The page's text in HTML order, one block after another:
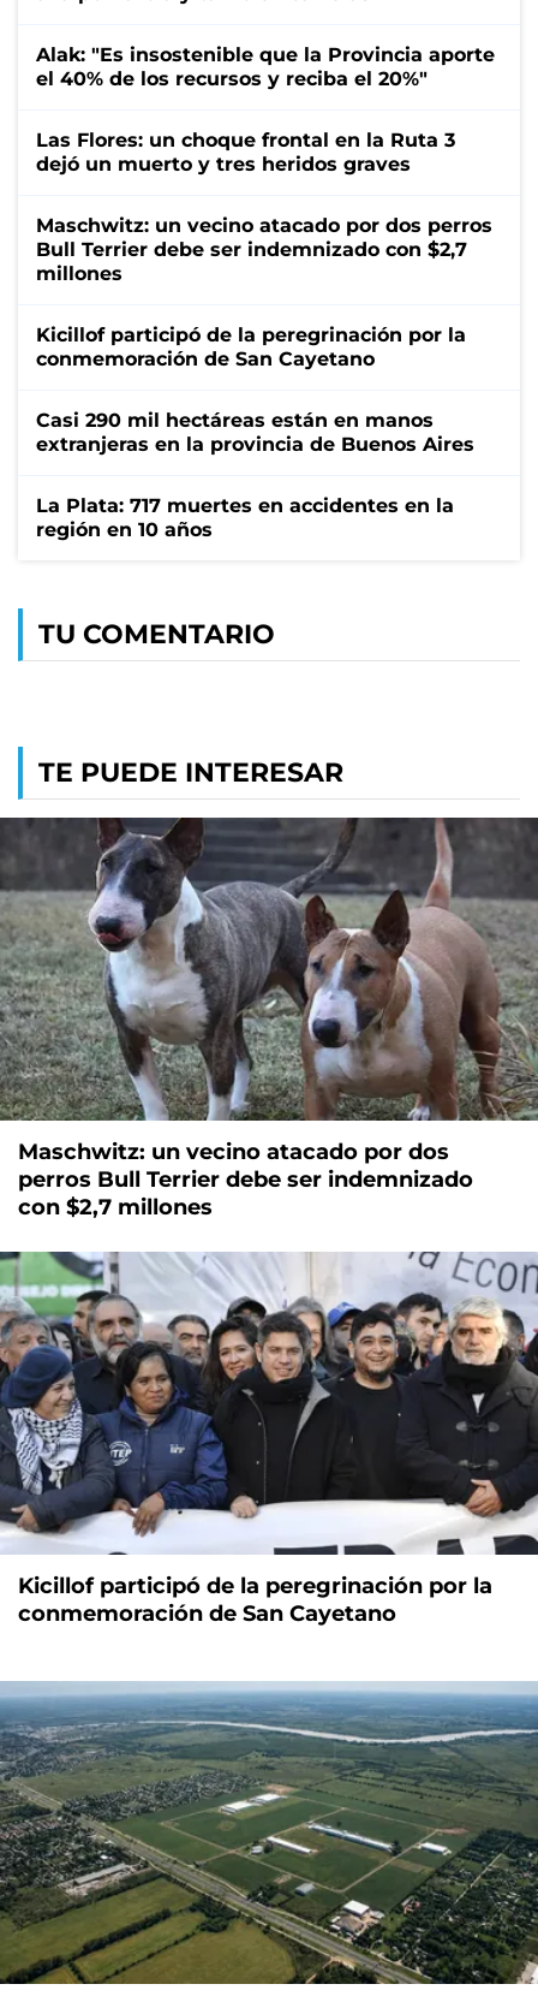
Alak: "Es insostenible que la Provincia aporte
el 40% de los recursos y reciba el 20%"
Las Flores: un choque frontal en la Ruta 3
dejó un muerto y tres heridos graves
Maschwitz: un vecino atacado por dos perros
Bull Terrier debe ser indemnizado con $2,7
millones
Kicillof participó de la peregrinación por la
conmemoración de San Cayetano
Casi 290 mil hectáreas están en manos
extranjeras en la provincia de Buenos Aires
La Plata: 717 muertes en accidentes en la
región en 10 años
TU COMENTARIO
TE PUEDE INTERESAR
Maschwitz: un vecino atacado por dos
perros Bull Terrier debe ser indemnizado
con $2,7 millones
Kicillof participó de la peregrinación por la
conmemoración de San Cayetano